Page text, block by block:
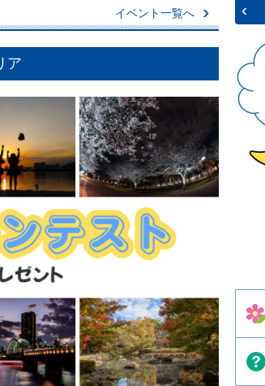
イベント一覧へ
ア